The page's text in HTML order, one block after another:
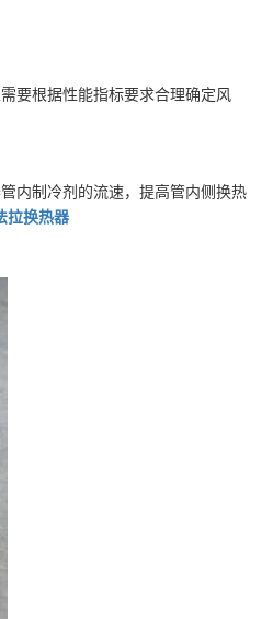
要根据性能指标要求合理确定风
内制冷剂的流速，提高管内侧换热
拉换热器